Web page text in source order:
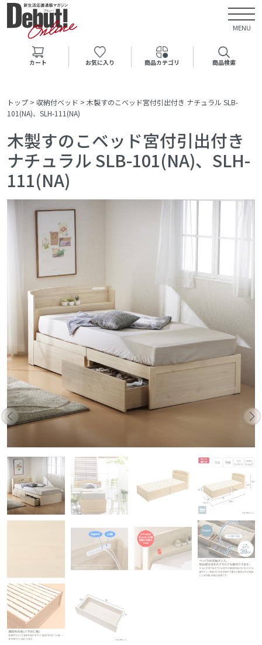
MENU
カート お気に入り 商品カテゴリ 商品検索
トップ > 収納付ベッド > 木製すのこベッド宮付引出付き ナチュラル SLB-
101(NA)、SLH-111(NA)
木製すのこベッド宮付引出付き
ナチュラル SLB-101(NA)、SLH-
111(NA)